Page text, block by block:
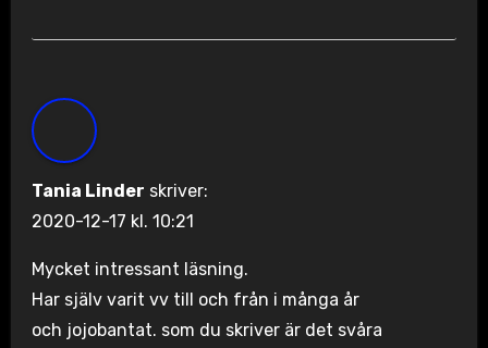
Tania Linder skriver:
2020-12-17 kl. 10:21
Mycket intressant läsning.
Har själv varit vv till och från i många år
och jojobantat. som du skriver är det svåra